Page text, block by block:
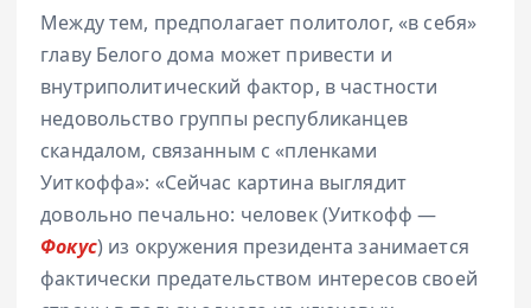
Между тем, предполагает политолог, «в себя»
главу Белого дома может привести и
внутриполитический фактор, в частности
недовольство группы республиканцев
скандалом, связанным с «пленками
Уиткоффа»: «Сейчас картина выглядит
довольно печально: человек (Уиткофф —
Фокус) из окружения президента занимается
фактически предательством интересов своей